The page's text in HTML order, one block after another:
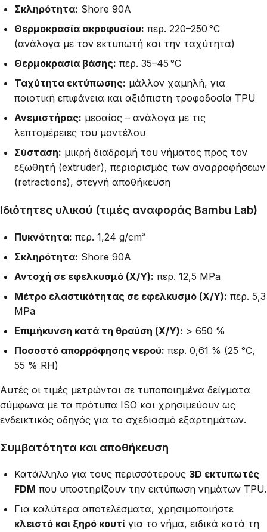
Σκληρότητα: Shore 90A
Θερμοκρασία ακροφυσίου: περ. 220–250 °C
(ανάλογα με τον εκτυπωτή και την ταχύτητα)
Θερμοκρασία βάσης: περ. 35–45 °C
Ταχύτητα εκτύπωσης: μάλλον χαμηλή, για
ποιοτική επιφάνεια και αξιόπιστη τροφοδοσία TPU
Ανεμιστήρας: μεσαίος – ανάλογα με τις
λεπτομέρειες του μοντέλου
Σύσταση: μικρή διαδρομή του νήματος προς τον
εξωθητή (extruder), περιορισμός των αναρροφήσεων
(retractions), στεγνή αποθήκευση
Ιδιότητες υλικού (τιμές αναφοράς Bambu Lab)
Πυκνότητα: περ. 1,24 g/cm³
Σκληρότητα: Shore 90A
Αντοχή σε εφελκυσμό (X/Y): περ. 12,5 MPa
Μέτρο ελαστικότητας σε εφελκυσμό (X/Y): περ. 5,3
MPa
Επιμήκυνση κατά τη θραύση (X/Y): > 650 %
Ποσοστό απορρόφησης νερού: περ. 0,61 % (25 °C,
55 % RH)
Αυτές οι τιμές μετρώνται σε τυποποιημένα δείγματα
σύμφωνα με τα πρότυπα ISO και χρησιμεύουν ως
ενδεικτικός οδηγός για το σχεδιασμό εξαρτημάτων.
Συμβατότητα και αποθήκευση
Κατάλληλο για τους περισσότερους 3D εκτυπωτές
FDM που υποστηρίζουν την εκτύπωση νημάτων TPU.
Για καλύτερα αποτελέσματα, χρησιμοποιήστε
κλειστό και ξηρό κουτί για το νήμα, ειδικά κατά τη